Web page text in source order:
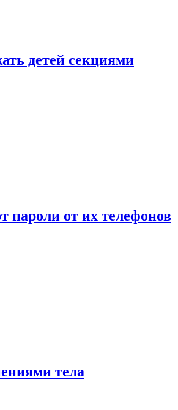
детей секциями
пароли от их телефонов
тела